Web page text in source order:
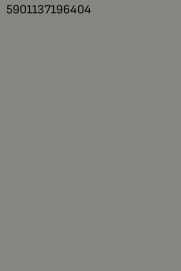
5901137196404